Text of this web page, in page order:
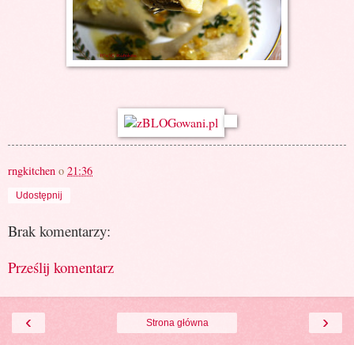
rngkitchen o 21:36
Udostępnij
Brak komentarzy:
Prześlij komentarz
‹ ›
Strona główna